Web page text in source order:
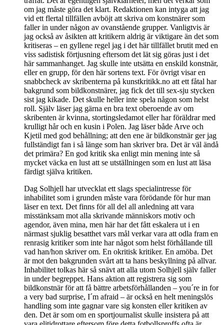
om jag måste göra det klart. Redaktionen kan intyga att jag
vid ett flertal tillfällen avböjt att skriva om konstnärer som
faller in under någon av ovanstående grupper. Vanligtvis är
jag också av åsikten att kritikern aldrig är viktigare än det som
kritiseras – en gyllene regel jag i det här tillfället brutit med en
viss sadistisk förtjusning eftersom det lät sig göras just i det
här sammanhanget. Jag skulle inte utsätta en enskild konstnär,
eller en grupp, för den här sortens text. För övrigt visar en
snabbcheck av skribenterna på kunstkritikk.no att ett fåtal har
bakgrund som bildkonstnärer, jag fick det till sex-sju stycken
sist jag kikade. Det skulle heller inte spela någon som helst
roll. Själv läser jag gärna en bra text oberoende av om
skribenten är kvinna, stortingsledamot eller har föräldrar med
krulligt hår och en kusin i Polen. Jag läser både Arve och
Kjetil med god behållning; att den ene är bildkonstnär ger jag
fullständigt fan i så länge som han skriver bra. Det är väl ändå
det primära? En god kritik ska enligt min mening inte så
mycket väcka en lust att se utställningen som en lust att läsa
färdigt själva kritiken.
Dag Solhjell har utvecklat ett slags specialintresse för
inhabilitet som i grunden måste vara förödande för hur man
läser en text. Det finns för all del all anledning att vara
misstänksam mot alla skrivande människors motiv och
agendor, även mina, men här har det fått eskalera ut i en
närmast sjuklig besatthet vars mål verkar vara att odla fram en
renrasig kritiker som inte har något som helst förhållande till
vad han/hon skriver om. En okritisk kritiker. En amöba. Det
är mot den bakgrunden svårt att ta hans beskyllning på allvar.
Inhabilitet tolkas här så snävt att alla utom Solhjell själv faller
in under begreppet. Hans aktion att registrera sig som
bildkonstnär för att få bättre arbetsförhållanden – you´re in for
a very bad surprise, I´m afraid – är också en helt meningslös
handling som inte gagnar vare sig konsten eller kritiken av
den. Det är som om en sportjournalist skulle insistera på att